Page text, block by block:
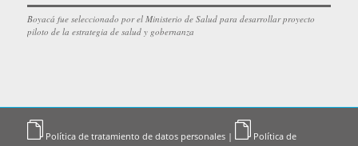
Boyacá fue seleccionado por el Ministerio de Salud para desarrollar proyecto
piloto de la estrategia de salud y gobernanza
Política de tratamiento de datos personales|
Política de